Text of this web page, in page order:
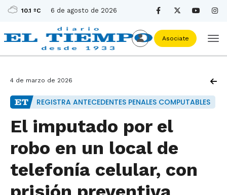
10.1 ºC 6 de agosto de 2026
Asociate
4 de marzo de 2026
REGISTRA ANTECEDENTES PENALES COMPUTABLES
El imputado por el
robo en un local de
telefonía celular, con